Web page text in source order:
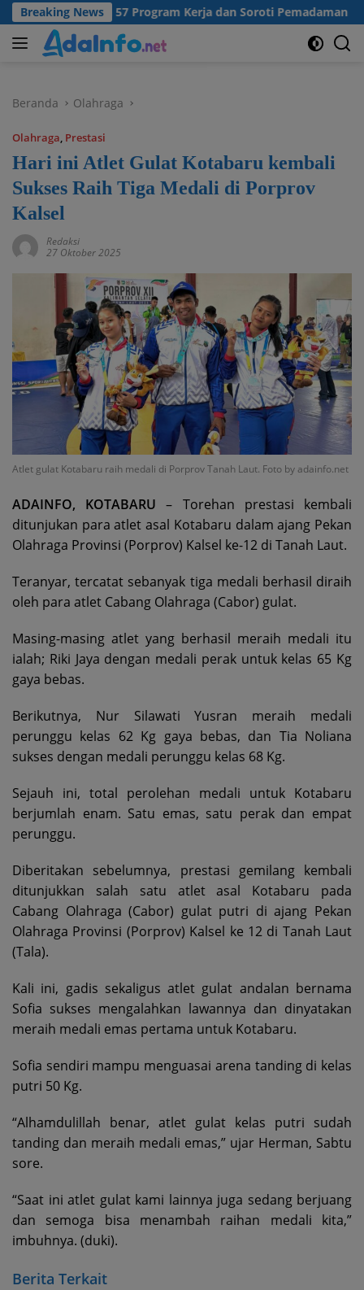
Langsung
ke
konten
Breaking News57 Program Kerja dan Soroti Pemadaman Listrik PLN
Beranda Olahraga
Olahraga, Prestasi
Hari ini Atlet Gulat Kotabaru kembali
Sukses Raih Tiga Medali di Porprov
Kalsel
Redaksi
27 Oktober 2025
Atlet gulat Kotabaru raih medali di Porprov Tanah Laut. Foto by adainfo.net
ADAINFO, KOTABARU – Torehan prestasi kembali
ditunjukan para atlet asal Kotabaru dalam ajang Pekan
Olahraga Provinsi (Porprov) Kalsel ke-12 di Tanah Laut.
Teranyar, tercatat sebanyak tiga medali berhasil diraih
oleh para atlet Cabang Olahraga (Cabor) gulat.
Masing-masing atlet yang berhasil meraih medali itu
ialah; Riki Jaya dengan medali perak untuk kelas 65 Kg
gaya bebas.
Berikutnya, Nur Silawati Yusran meraih medali
perunggu kelas 62 Kg gaya bebas, dan Tia Noliana
sukses dengan medali perunggu kelas 68 Kg.
Sejauh ini, total perolehan medali untuk Kotabaru
berjumlah enam. Satu emas, satu perak dan empat
perunggu.
Diberitakan sebelumnya, prestasi gemilang kembali
ditunjukkan salah satu atlet asal Kotabaru pada
Cabang Olahraga (Cabor) gulat putri di ajang Pekan
Olahraga Provinsi (Porprov) Kalsel ke 12 di Tanah Laut
(Tala).
Kali ini, gadis sekaligus atlet gulat andalan bernama
Sofia sukses mengalahkan lawannya dan dinyatakan
meraih medali emas pertama untuk Kotabaru.
Sofia sendiri mampu menguasai arena tanding di kelas
putri 50 Kg.
“Alhamdulillah benar, atlet gulat kelas putri sudah
tanding dan meraih medali emas,” ujar Herman, Sabtu
sore.
“Saat ini atlet gulat kami lainnya juga sedang berjuang
dan semoga bisa menambah raihan medali kita,”
imbuhnya. (duki).
Berita Terkait